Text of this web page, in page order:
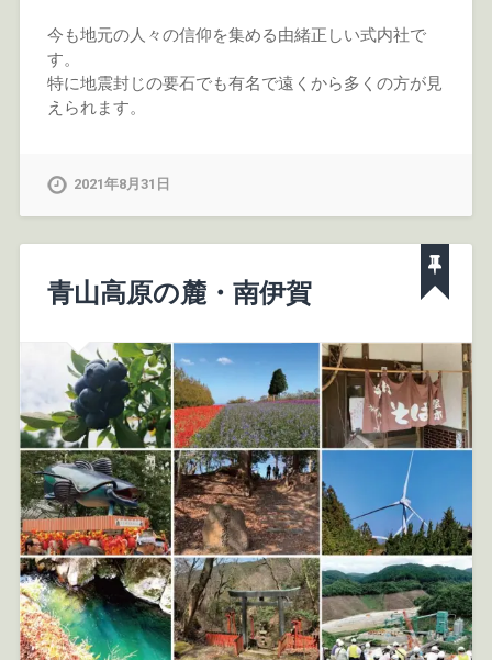
今も地元の人々の信仰を集める由緒正しい式内社で
す。
特に地震封じの要石でも有名で遠くから多くの方が見
えられます。
2021年8月31日
青山高原の麓・南伊賀